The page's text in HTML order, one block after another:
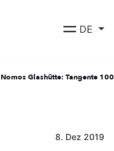
DE
Nomos Glashütte: Tangente
8. Dez 2019